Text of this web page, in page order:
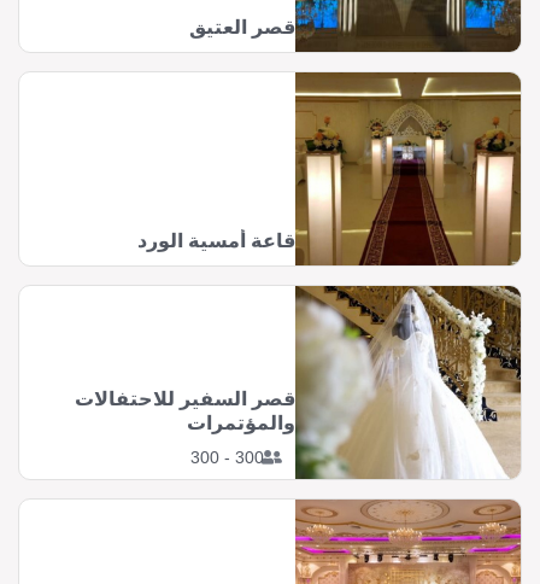
قصر العتيق
قاعة أمسية الورد
300 - 300
قصر السفير للاحتفالات
والمؤتمرات